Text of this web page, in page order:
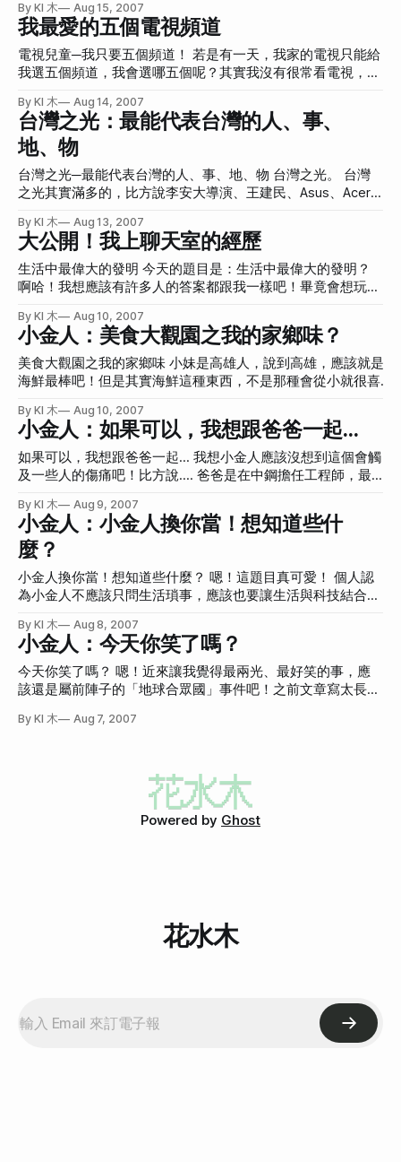
得去那堂課根本學不到東西，所以我就不去了。所幸那位老師
自己可能也知道教不出什麼東西，所以學期中有幾堂課是請別
人來上課，暫時稱做「特別課程」。特別課程就非常地有內
容，我就會想去，但是因為其他時間我實在不想浪費掉，所以
都不想去。後來差點被當掉。好險最後我學會帶筆電去學校，
上課時，那位老師再怎麼胡扯哈拉，我還是可以做我的case。
我實在無法忍受叫我發呆聽他講無營養的內容。 還有就是，
雖然我脾氣很好，但我無法忍受別人動我的東西。比方說我的
房間。我的房間大部分的時間都滿亂的，女生看似比較乾淨，
但其實就我所知，女生的房間大部分都比男生亂，因為男生的
得能在這麼短的時間內就破億呢！ 另外，最近有個人舉辦了
「阿比盃睫毛舉重大賽」，也讓我滿想見見這個站長。應該會
是個正妹哦！這個舉重大賽我應該也會去參加，到時再跟大家
分享結果。 還有還有，前陣子因為一篇「假睫毛別跑!」登上
do」，她的文章也讓很不會化妝打扮的我受益良多呢！有另一
篇比基尼的文章也讓我受益良多。目前還在努力翻讀她的文章
中。 大概就是這樣子囉！想見的都是女生呢！女性的部落格
感覺上都比較溫暖，呵呵！ 延伸閱讀：(其他參賽者想見的部
落客) * 米粒米糠米飯: 相見歡~在MSN的瘋狂對話大公開 *
Love is forever. – 《娃娃向前跑》的茶さん~他選的是有趣的
貪心一點哪！ * 心理質素大考驗~這位部落格主最想見到的是
＜＜媽媽手記＞
By KI 木 Aug 15, 2007
我最愛的五個電視頻道
電視兒童─我只要五個頻道！ 若是有一天，我家的電視只能給
我選五個頻道，我會選哪五個呢？其實我沒有很常看電視，看
在做什麼節目，看那台時又想知道另一台在做什麼。非常地
「做這山望那山」。所以要我選五個，實在有點困難。不過還
是可以硬擠出來。 首先應該是**[V]這個頻道，雖然現在都變
的)，可是偶爾還是會有一些不錯的MV。然後是MTV台**，
MTV應該是目前唯一的音樂台了吧！很怕MTV會像[V]一樣變
成娛樂台，不過好險目前狀況應該還是會維持以音樂為主。
第三個頻道，應該會選中天新聞台，平常看新聞都是先轉到55
台(數字比較好按)，在一台一台往前轉，50~55都是新聞台，
但我從55台往前，最長停在52台中天新聞台。不知道為什
麼。第四個頻道應該會是八大戲劇台，就是之前有順風婦產科
該是中視吧！這樣才能看超級星光大道呀！雖然很久沒看了。
嗯！總覺得這樣好像沒什麼氣質，好吧！那我重選。以下是有
氣質版。
By KI 木 Aug 14, 2007
台灣之光：最能代表台灣的人、事、
地、物
台灣之光─最能代表台灣的人、事、地、物 台灣之光。 台灣
之光其實滿多的，比方說李安大導演、王建民、Asus、Acer
的音樂。 無論你喜不喜歡，周杰倫的音樂已經滲透到整個台
灣的音樂圈了，甚至影響到星馬地區、大陸地區。他在旋律和
拍子、節奏上的天分是無法否定的。從第一張專輯「鬥牛」、
「娘子」、「龍捲風」；第二張專輯的「爸我回來了」、「忍
爺泡的茶」；第四張專輯的「晴天」、「東風破」；第五張專
輯的「七里香」、「藉口」；第六張專輯的「夜曲」、「髮如
雪」、「珊瑚海」；第七張專輯的「千里之外」、「夜的第七
章」、「菊花台」，每一張都有經典之作，雖然有人會說他老
是抄襲自己作品，跳不出自己的風格，不過，
By KI 木 Aug 13, 2007
大公開！我上聊天室的經歷
生活中最偉大的發明 今天的題目是：生活中最偉大的發明？
啊哈！我想應該有許多人的答案都跟我一樣吧！畢竟會想玩這
XD)。 早上起床尿尿刷牙洗臉之後，就會坐在電腦前看我的部
落格有沒有什麼新留言，中午吃完飯之後，開始做Case，也
是需要網路，小妹人生中用網頁設計賺進的第一桶金(只有
6000元)也是因為有網路；晚上睡不著，也是看看網路上好玩
(我是指找電影院資訊啦XD)；想把下載的影片燒成DVD，教學
文章也是在網路上找；想知道最新Billboard排行榜，也是看他
們網站上的資料；想知道小男生第一次打手槍的心慌，就可以
去腦殘加找；想知道法拍屋的相關流程，也是到網路上找；想
讓自己被別人看到，架了部落格，也是因為網路，總之，網
路、網路、都是網路啊！ 回想到我小學六年級的時候(1996
年)，當時網路才剛開始風行，我媽帶我去一家叫「電腦神
童」的補習班學電腦(我媽真有遠見啊)，我學到了「上網」這
個東西。當時台灣最大的入口網站是蕃薯藤，
By KI 木 Aug 10, 2007
小金人：美食大觀園之我的家鄉味？
美食大觀園之我的家鄉味 小妹是高雄人，說到高雄，應該就是
海鮮最棒吧！但是其實海鮮這種東西，不是那種會從小就很喜歡
海鮮，是高雄人獨有的一種享受。甚至是上了大學之後，來到台
北念書，直到大三才開始敢吃生魚片，並且愛上生魚片的美味，
就回想到小時候在全家去吃海產的時候，是有多怕生魚片，卻為
了不被看不起而勉強自己吃，想起來當初還真笨！哈哈！ 高雄
的關係，所以海產都很便宜，更重要的是都很新鮮。點菜的時候
還在動的螃蟹，待會就可以吃下肚。記得以前知的時候，心情還
曾經很不好。因為總覺得他們好可憐啊！剛剛還在水槽裡面游著
(其實在水槽裡他們應該就知道自己慘了吧)，現在就被吃掉了，
覺得這世界怎麼會這樣。唉！(可是還是吃得很開心啊！我這偽
善者！) 熱炒店是看起來越舊越好吃，若是裡面整理的太漂亮，
這麼亂才行。 ![]
(http://img516.imageshack.us/img516/976/36920038cv0.jpg)
By KI 木 Aug 10, 2007
小金人：如果可以，我想跟爸爸一起…
如果可以，我想跟爸爸一起… 我想小金人應該沒想到這個會觸
及一些人的傷痛吧！比方說…. 爸爸是在中鋼擔任工程師，最
婚之後，因為跟的是母親，之後與父親的距離就一直無法更靠
近，尤其母親對父親又有一些「殘留的負面情緒」，讓我更無
法接近(心跟身體)父親。不過現在我也22歲了，我是家裡最小
大光明地跟爸爸說「父親節快樂」吧！爸爸也真的是很努力在
充實自己的人生呢！ 中鋼公司95 年度績優或有重大貢獻員工
推薦表 績優或重大貢獻具體事蹟說明 1. 「泵浦效損量測技
術」研發成功及申請專利：W5已向台灣、大陸申請專利中。
經濟部能源局邀請張工程師擔任全國節能講師，向各產業宣導
如何執行『泵浦效損改良改善技術』，並撰寫完成『產業泵浦
效率管理節能技術手冊』，分送全國各工廠參考，此一成就為
查核委員：應經濟部能源局邀請，代表公司擔任『能源查核』
By KI 木 Aug 9, 2007
小金人：小金人換你當！想知道些什
麼？
小金人換你當！想知道些什麼？ 嗯！這題目真可愛！ 個人認
為小金人不應該只問生活瑣事，應該也要讓生活與科技結合一
話？傳簡訊？玩遊戲？使用行事曆？總之應該不會像小妹一
樣，最常做的事是把手機放著，用相機直拍吧XD！因為我要
寫手機的連載文章嘛！所以都有點忘記一般人使用手機是如何
的情況呢！ 無聊沒事來列出目前所有U708連載文章吧。 與
的30天(02)-實機照：U708和我的小物 與U708熱戀的30天
(06) 很個人的個人化設定(下) 與U708熱戀的30天(07) 拍照a.
By KI 木 Aug 8, 2007
小金人：今天你笑了嗎？
今天你笑了嗎？ 嗯！近來讓我覺得最兩光、最好笑的事，應
該還是屬前陣子的「地球合眾國」事件吧！之前文章寫太長，
治全世界的國家。總之，看了笑笑就好。 「地球合眾國」目
斯）、倫敦（英國）、巴黎（法國）、柏林（德國）、東京
（日本）、馬德里（印度）、臺北（中國）、香港（中國）、
紐約（美國）、日內瓦（瑞士）、上海（中國）、麥加（沙特
By KI 木 Aug 7, 2007
Powered by Ghost
花水木